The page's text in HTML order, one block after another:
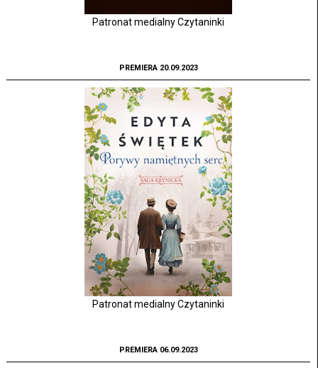
Patronat medialny Czytaninki
PREMIERA 20.09.2023
Patronat medialny Czytaninki
PREMIERA 06.09.2023